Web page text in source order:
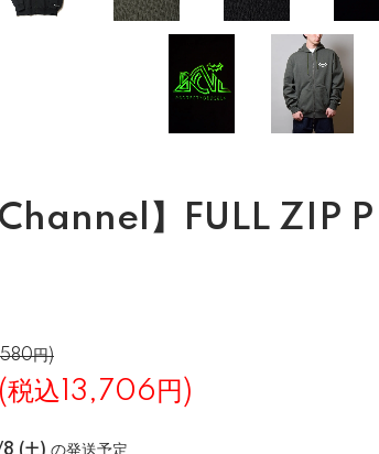
Channel】FULL ZIP P
円)
税込13,706円)